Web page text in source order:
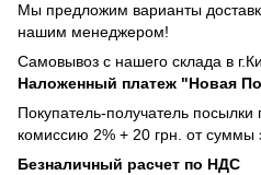
Мы предложим варианты
нашим менеджером!
Самовывоз с нашего склада в
Наложенный платеж "Новая
Покупатель-получатель посылки
комиссию 2% + 20 грн. от суммы
Безналичный расчет по НДС